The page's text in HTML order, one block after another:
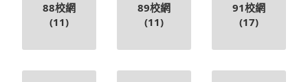
88校網
(11)
89校網
(11)
91校網
(17)